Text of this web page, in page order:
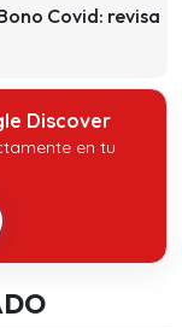
Covid: revisa
Discover
en tu